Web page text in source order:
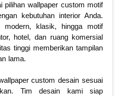
pilihan wallpaper custom motif
kebutuhan interior Anda.
klasik, hingga motif
hotel, dan ruang komersial
tinggi memberikan tampilan
lama.
custom desain sesuai
Tim desain kami siap